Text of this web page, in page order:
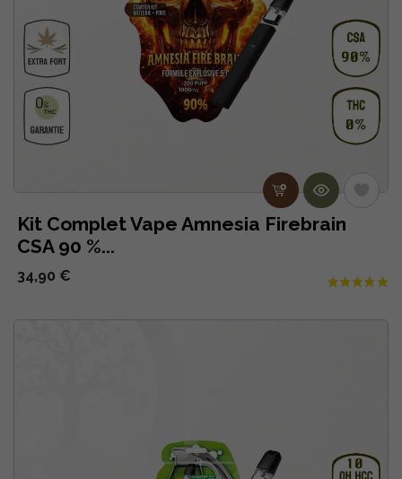
Kit Complet Vape Amnesia Firebrain
CSA 90 %...
34,90 €